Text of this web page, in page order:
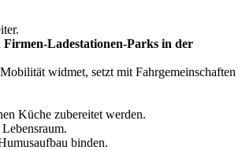
Firmen-Ladestationen-Parks in der
widmet, setzt mit Fahrgemeinschaften
Küche zubereitet werden.
binden.